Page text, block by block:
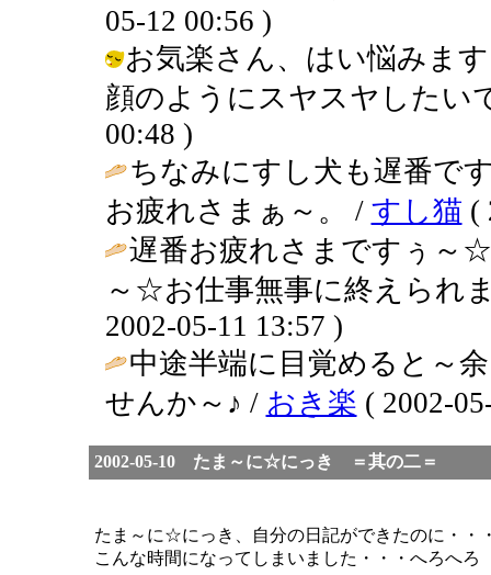
05-12 00:56 )
お気楽さん、はい悩みま
顔のようにスヤスヤしたい
00:48 )
ちなみにすし犬も遅番で
お疲れさまぁ～。 / すし猫 (
遅番お疲れさまですぅ～
～☆お仕事無事に終えられ
2002-05-11 13:57 )
中途半端に目覚めると～
せんか～♪ / おき楽 ( 2002-
2002-05-10 たま～に☆にっき ＝其の二＝
たま～に☆にっき、自分の日記ができたのに・・
こんな時間になってしまいました・・・へろへろ